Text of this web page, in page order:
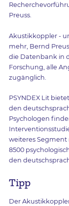
Preuss.
Akustikkoppler -
mehr, Bernd
die Datenbank in
Forschung, alle
zugänglich.
PSYNDEX Lit
den
Psychologen
weiteres
8500
den
Tipp
Der